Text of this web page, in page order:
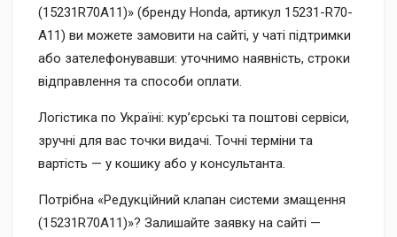
(15231R70A11)» (бренду Honda, артикул 15231-R70-
A11) ви можете замовити на сайті, у чаті підтримки
або зателефонувавши: уточнимо наявність, строки
відправлення та способи оплати.
Логістика по Україні: кур’єрські та поштові сервіси,
зручні для вас точки видачі. Точні терміни та
вартість — у кошику або у консультанта.
Потрібна «Редукційний клапан системи змащення
(15231R70A11)»? Залишайте заявку на сайті —